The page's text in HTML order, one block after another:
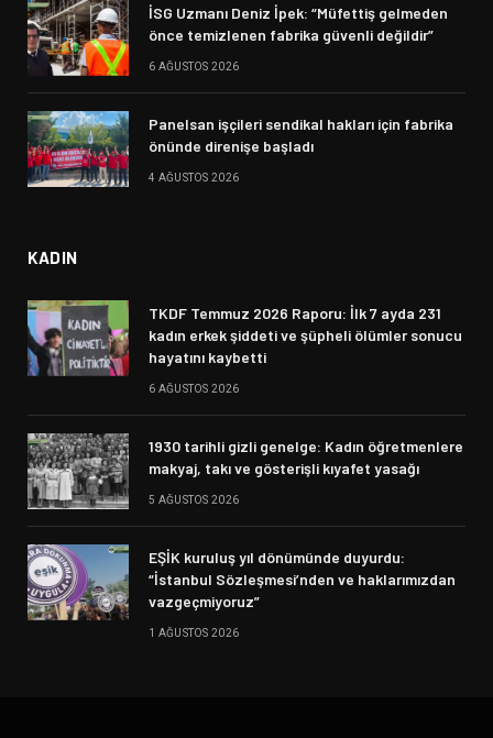
İSG Uzmanı Deniz İpek: “Müfettiş gelmeden
önce temizlenen fabrika güvenli değildir”
6 AĞUSTOS 2026
Panelsan işçileri sendikal hakları için fabrika
önünde direnişe başladı
4 AĞUSTOS 2026
KADIN
TKDF Temmuz 2026 Raporu: İlk 7 ayda 231
kadın erkek şiddeti ve şüpheli ölümler sonucu
hayatını kaybetti
6 AĞUSTOS 2026
1930 tarihli gizli genelge: Kadın öğretmenlere
makyaj, takı ve gösterişli kıyafet yasağı
5 AĞUSTOS 2026
EŞİK kuruluş yıl dönümünde duyurdu:
“İstanbul Sözleşmesi’nden ve haklarımızdan
vazgeçmiyoruz”
1 AĞUSTOS 2026